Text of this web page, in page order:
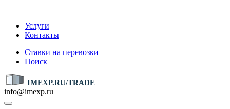
Услуги
Контакты
Ставки на перевозки
Поиск
IMEXP.RU/TRADE
info@imexp.ru